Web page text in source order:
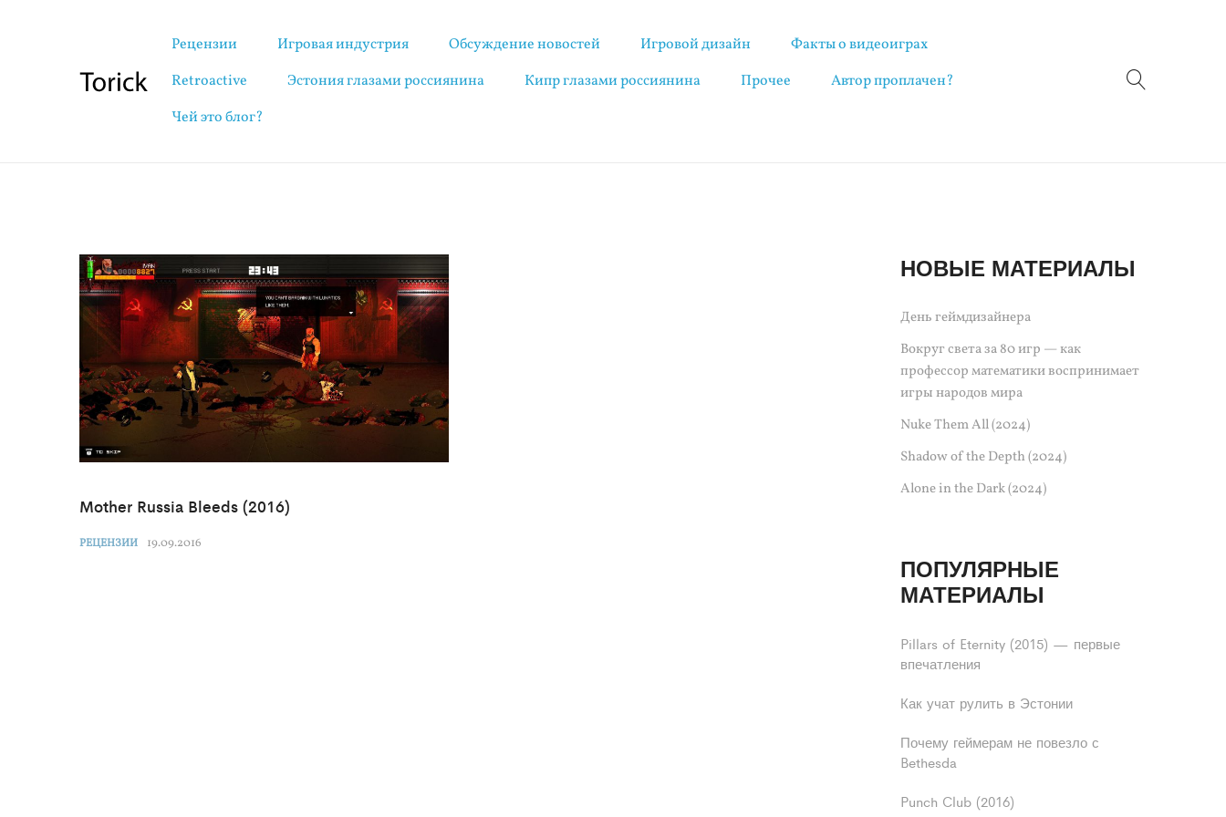
Рецензии Игровая индустрия Обсуждение новостей Игровой дизайн
Факты о видеоиграх
Retroactive
Эстония глазами россиянина Кипр глазами россиянина Прочее
Автор проплачен?
Чей это блог?
Mother Russia Bleeds (2016)
РЕЦЕНЗИИ 19.09.2016
НОВЫЕ МАТЕРИАЛЫ
День геймдизайнера
Вокруг света за 80 игр — как
профессор математики воспринимает
игры народов мира
Nuke Them All (2024)
Shadow of the Depth (2024)
Alone in the Dark (2024)
ПОПУЛЯРНЫЕ
МАТЕРИАЛЫ
Pillars of Eternity (2015) — первые
впечатления
Как учат рулить в Эстонии
Почему геймерам не повезло с
Bethesda
Punch Club (2016)